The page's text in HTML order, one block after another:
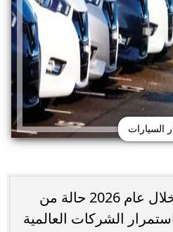
السيارات
يشهد عالم السيارات خلال عام 2026 حالة من
الشركات العالمية